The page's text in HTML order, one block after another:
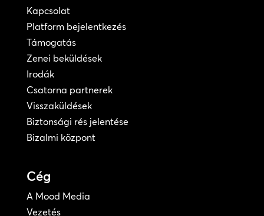
Kapcsolat
Platform bejelentkezés
Támogatás
Zenei beküldések
Irodák
Csatorna partnerek
Visszaküldések
Biztonsági rés jelentése
Bizalmi központ
Cég
A Mood Media
Vezetés